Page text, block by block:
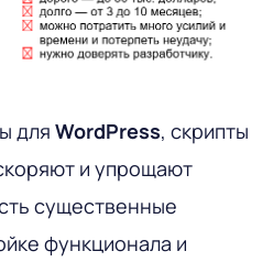
для WordPress, скрипты
и упрощают
существенные
функционала и